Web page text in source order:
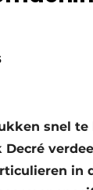
snel
in